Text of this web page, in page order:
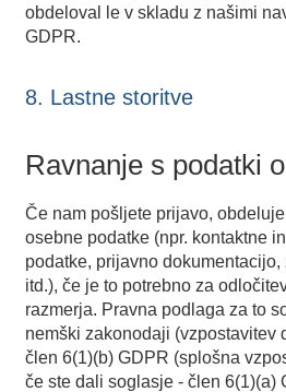
obdeloval le v skladu z našimi
GDPR.
8. Lastne storitve
Ravnanje s podatki
Če nam pošljete prijavo,
osebne podatke (npr. kontaktne
podatke, prijavno
itd.), če je to potrebno za
razmerja. Pravna podlaga za to
nemški zakonodaji (vzpostavitev
člen 6(1)(b) GDPR (splošna
če ste dali soglasje - člen 6(1)(a)